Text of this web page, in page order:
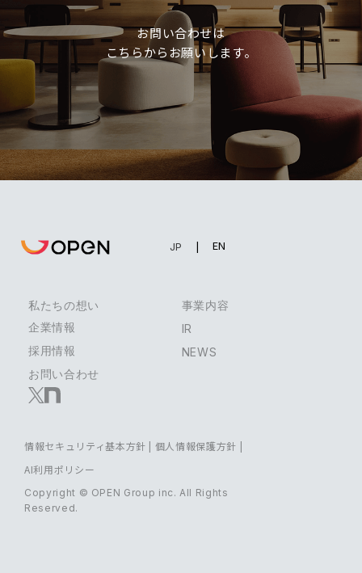
お問い合わせは
こちらからお願いします。
EN
JP
私たちの想い
事業内容
企業情報
IR
採用情報
NEWS
お問い合わせ
Copyright © OPEN Group inc. All Rights
Reserved.
情報セキュリティ基本方針 | 個人情報保護方針 |
AI利用ポリシー